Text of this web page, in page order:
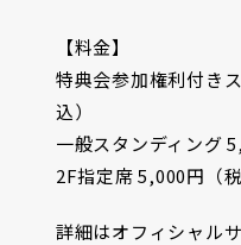
【料金】
特典会参加権利付き
込）
一般スタンディング
2F指定席 5,000円（税
詳細はオフィシャル